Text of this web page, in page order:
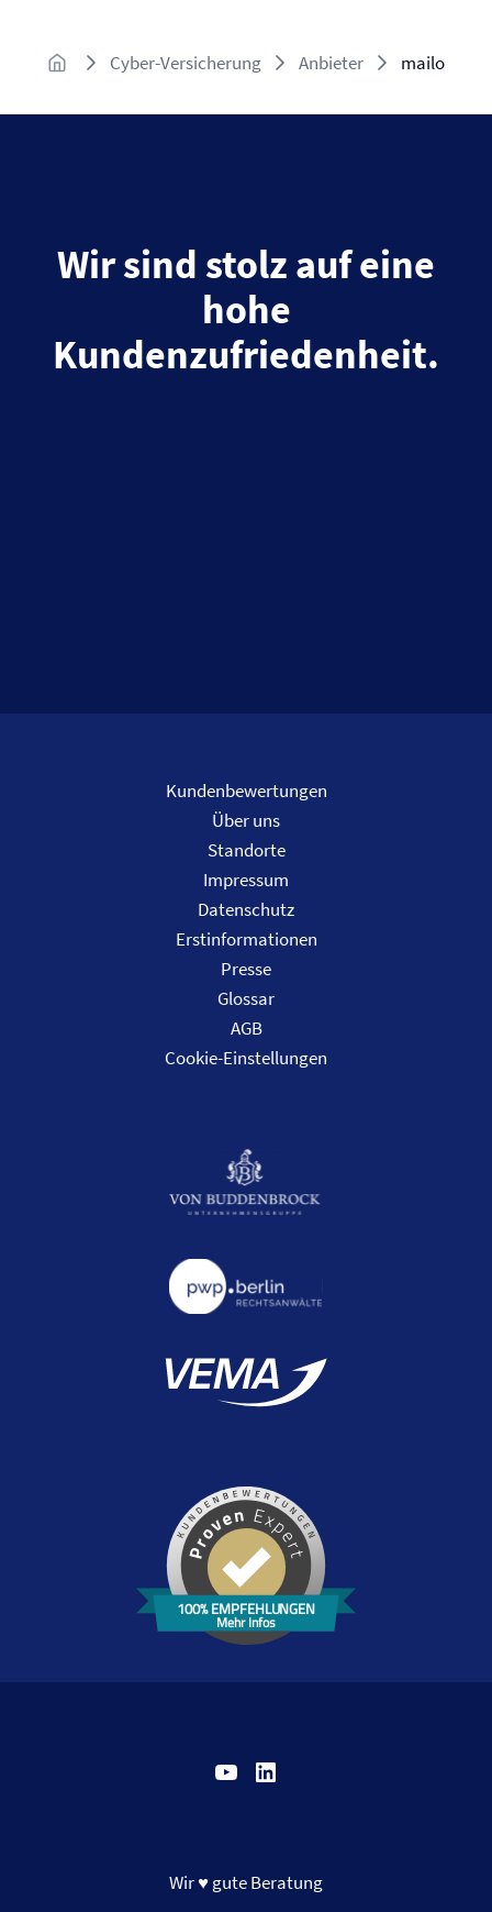
Cyber-Versicherung Anbieter mailo
Wir sind stolz auf eine
hohe
Kundenzufriedenheit.
Kundenbewertungen
Über uns
Standorte
Impressum
Datenschutz
Erstinformationen
Presse
Glossar
AGB
Cookie-Einstellungen
100% EMPFEHLUNGEN
Mehr Infos
YouTube LinkedIn
Wir ♥ gute Beratung